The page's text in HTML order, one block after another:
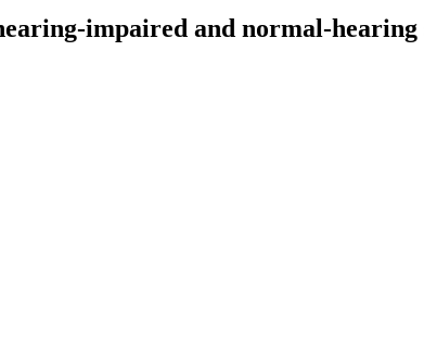
impaired and normal-hearing